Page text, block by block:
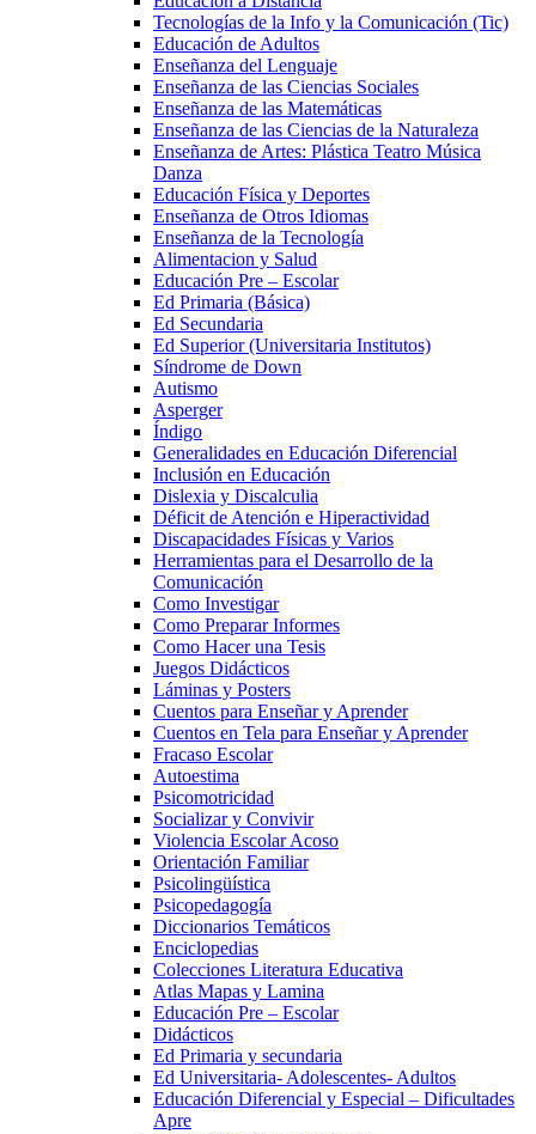
Tecnologías de la Info y la Comunicación (Tic)
Educación de Adultos
Enseñanza del Lenguaje
Enseñanza de las Ciencias Sociales
Enseñanza de las Matemáticas
Enseñanza de las Ciencias de la Naturaleza
Enseñanza de Artes: Plástica Teatro Música
Danza
Educación Física y Deportes
Enseñanza de Otros Idiomas
Enseñanza de la Tecnología
Alimentacion y Salud
Educación Pre – Escolar
Ed Primaria (Básica)
Ed Secundaria
Ed Superior (Universitaria Institutos)
Síndrome de Down
Autismo
Asperger
Índigo
Generalidades en Educación Diferencial
Inclusión en Educación
Dislexia y Discalculia
Déficit de Atención e Hiperactividad
Discapacidades Físicas y Varios
Herramientas para el Desarrollo de la
Comunicación
Como Investigar
Como Preparar Informes
Como Hacer una Tesis
Juegos Didácticos
Láminas y Posters
Cuentos para Enseñar y Aprender
Cuentos en Tela para Enseñar y Aprender
Fracaso Escolar
Autoestima
Psicomotricidad
Socializar y Convivir
Violencia Escolar Acoso
Orientación Familiar
Psicolingüística
Psicopedagogía
Diccionarios Temáticos
Enciclopedias
Colecciones Literatura Educativa
Atlas Mapas y Lamina
Educación Pre – Escolar
Didácticos
Ed Primaria y secundaria
Ed Universitaria- Adolescentes- Adultos
Educación Diferencial y Especial – Dificultades
Apre